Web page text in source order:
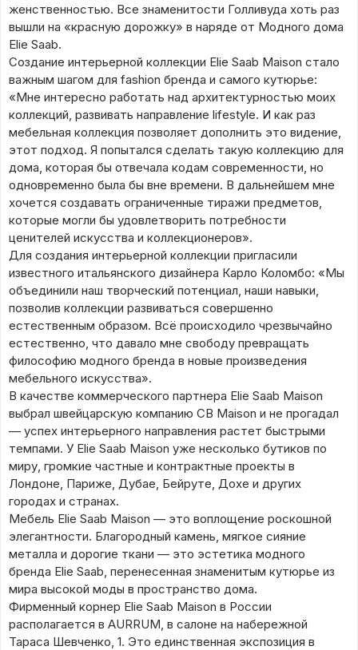
женственностью. Все знаменитости Голливуда хоть раз
вышли на «красную дорожку» в наряде от Модного дома
Elie Saab.
Создание интерьерной коллекции Elie Saab Maison стало
важным шагом для fashion бренда и самого кутюрье:
«Мне интересно работать над архитектурностью моих
коллекций, развивать направление lifestyle. И как раз
мебельная коллекция позволяет дополнить это видение,
этот подход. Я попытался сделать такую коллекцию для
дома, которая бы отвечала кодам современности, но
одновременно была бы вне времени. В дальнейшем мне
хочется создавать ограниченные тиражи предметов,
которые могли бы удовлетворить потребности
ценителей искусства и коллекционеров».
Для создания интерьерной коллекции пригласили
известного итальянского дизайнера Карло Коломбо: «Мы
объединили наш творческий потенциал, наши навыки,
позволив коллекции развиваться совершенно
естественным образом. Всё происходило чрезвычайно
естественно, что давало мне свободу превращать
философию модного бренда в новые произведения
мебельного искусства».
В качестве коммерческого партнера Elie Saab Maison
выбрал швейцарскую компанию CB Maison и не прогадал
— успех интерьерного направления растет быстрыми
темпами. У Elie Saab Maison уже несколько бутиков по
миру, громкие частные и контрактные проекты в
Лондоне, Париже, Дубае, Бейруте, Дохе и других
городах и странах.
Мебель Elie Saab Maison — это воплощение роскошной
элегантности. Благородный камень, мягкое сияние
металла и дорогие ткани — это эстетика модного
бренда Elie Saab, перенесенная знаменитым кутюрье из
мира высокой моды в пространство дома.
Фирменный корнер Elie Saab Maison в России
располагается в AURRUM, в салоне на набережной
Тараса Шевченко, 1. Это единственная экспозиция в